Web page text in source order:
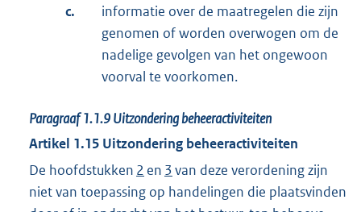
c.
informatie over de maatregelen die zijn
genomen of worden overwogen om de
nadelige gevolgen van het ongewoon
voorval te voorkomen.
Paragraaf1.1.9Uitzondering beheeractiviteiten
Artikel 1.15 Uitzondering beheeractiviteiten
De hoofdstukken 2 en 3 van deze verordening zijn
niet van toepassing op handelingen die plaatsvinden